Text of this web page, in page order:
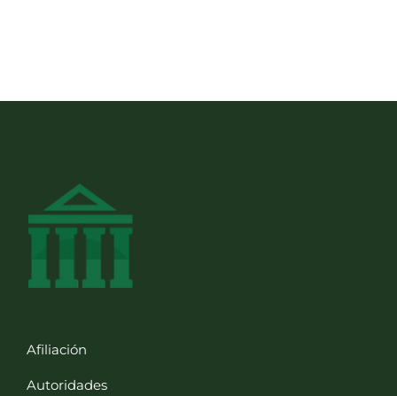
Afiliación
Autoridades